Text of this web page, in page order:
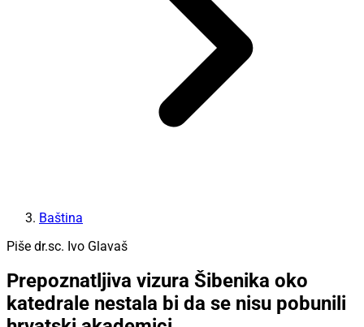
Baština
Piše dr.sc. Ivo Glavaš
Prepoznatljiva vizura Šibenika oko
katedrale nestala bi da se nisu pobunili